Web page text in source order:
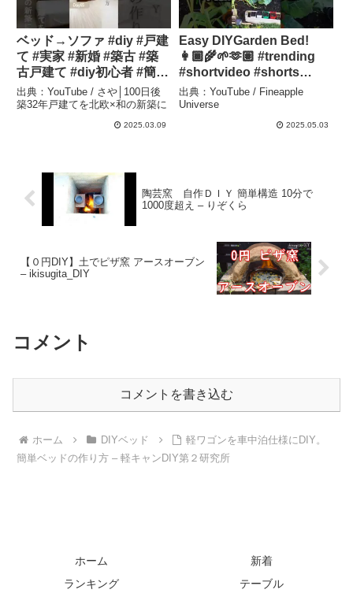
ベッド→ソファ #diy #戸建
て #実家 #新婚 #築古 #築
古戸建て #diy初心者 #簡単
diy #セルフリフォーム #セ
ルフリノベーション
#japandi #ジャパンディ #
出典：YouTube / さや│100日後
築32年戸建てを北欧×和の新築に
2025.03.09
Easy DIYGarden Bed!
👩🏾‍🌾🌱🫶🏽 #trending
#shortvideo #shorts
#short #garden #diy
#diyprojects – Fineapple
出典：YouTube / Fineapple
Universe
2025.05.03
陶芸窯 自作ＤＩＹ 簡単構造 10分で
1000度超え – りぞくら
【０円DIY】土でピザ窯 アースオーブン
– ikisugita_DIY
コメント
コメントを書き込む
ホーム DIYベッド
軽ワゴンを車中泊仕様にDIY。
簡単ベッドの作り方 – 軽キャンDIY第２研究所
ホーム
新着
ランキング
テーブル